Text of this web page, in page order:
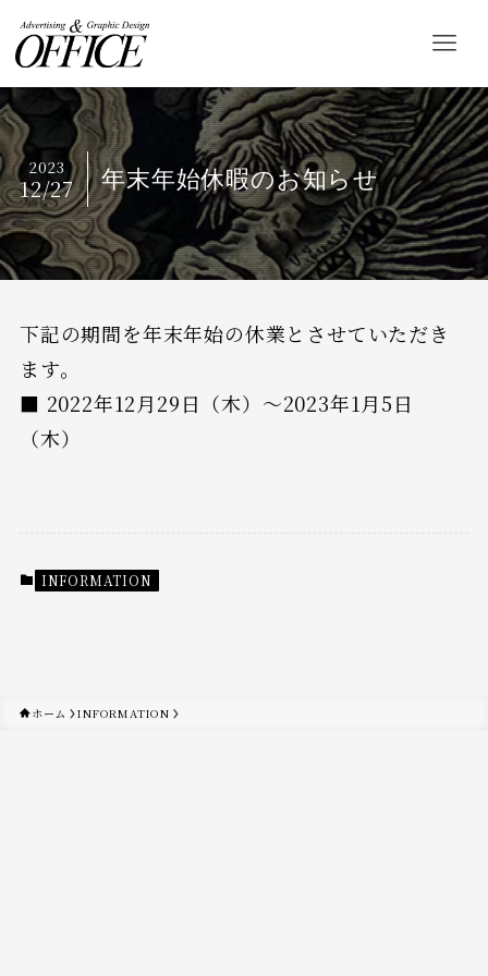
年末年始休暇のお知らせ
2023
12/27
下記の期間を年末年始の休業とさせていただき
ます。
■ 2022年12月29日（木）〜2023年1月5日
（木）
INFORMATION
ホーム INFORMATION